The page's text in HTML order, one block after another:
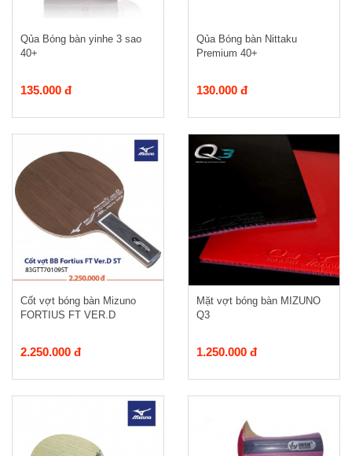
Qủa Bóng bàn yinhe 3 sao
40+
135.000 đ
Qủa Bóng bàn Nittaku
Premium 40+
130.000 đ
Cốt vợt bóng bàn Mizuno
FORTIUS FT VER.D
2.250.000 đ
Mặt vợt bóng bàn MIZUNO
Q3
1.250.000 đ